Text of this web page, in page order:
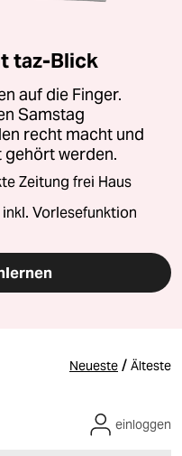
taz-Blick
auf die Finger.
Samstag
recht macht und
gehört werden.
Zeitung frei Haus
Vorlesefunktion
Neueste / Älteste
einloggen